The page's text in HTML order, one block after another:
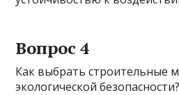
Вопрос 4
Как выбрать строительные
экологической безопасности?